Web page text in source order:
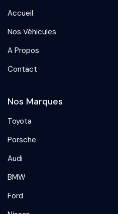
Accueil
Nos Véhicules
A Propos
Contact
Nos Marques
Toyota
Porsche
Audi
BMW
Ford